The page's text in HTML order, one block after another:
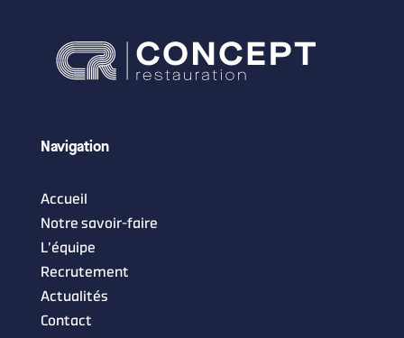
Navigation
Accueil
Notre savoir-faire
L’équipe
Recrutement
Actualités
Contact